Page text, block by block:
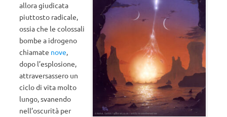
allora giudicata
piuttosto radicale,
ossia che le colossali
bombe a idrogeno
chiamate nove,
dopo l’esplosione,
attraversassero un
ciclo di vita molto
lungo, svanendo
nell’oscurità per